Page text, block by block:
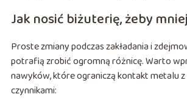
Jak nosić biżuterię, żeby
Proste zmiany podczas zakładania i
potrafią zrobić ogromną różnicę. Warto
nawyków, które ograniczą kontakt metalu
czynnikami: